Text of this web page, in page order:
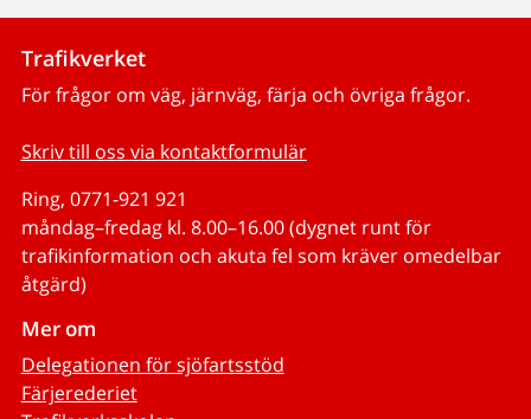
Trafikverket
För frågor om väg, järnväg, färja och övriga frågor.
Skriv till oss via kontaktformulär
Ring, 0771-921 921
måndag–fredag kl. 8.00–16.00 (dygnet runt för
trafikinformation och akuta fel som kräver omedelbar
åtgärd)
Mer om
Delegationen för sjöfartsstöd
Färjerederiet